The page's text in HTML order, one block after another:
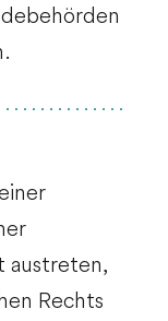
austreten,
Rechts